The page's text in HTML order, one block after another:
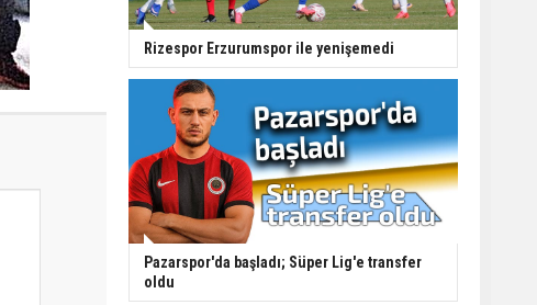
Rizespor Erzurumspor ile yenişemedi
Pazarspor'da başladı; Süper Lig'e transfer
oldu